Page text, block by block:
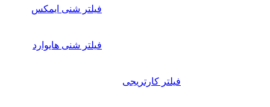
فیلتر شنی ایمکس
فیلتر شنی هایوارد
فیلتر کارتریجی